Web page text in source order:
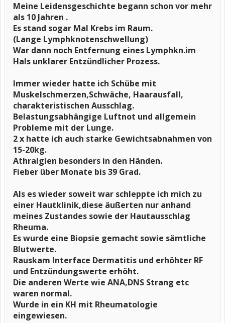
Meine Leidensgeschichte begann schon vor mehr
als 10 Jahren .
Es stand sogar Mal Krebs im Raum.
(Lange Lymphknotenschwellung)
War dann noch Entfernung eines Lymphkn.im
Hals unklarer Entzündlicher Prozess.
Immer wieder hatte ich Schübe mit
Muskelschmerzen,Schwäche, Haarausfall,
charakteristischen Ausschlag.
Belastungsabhängige Luftnot und allgemein
Probleme mit der Lunge.
2 x hatte ich auch starke Gewichtsabnahmen von
15-20kg.
Athralgien besonders in den Händen.
Fieber über Monate bis 39 Grad.
Als es wieder soweit war schleppte ich mich zu
einer Hautklinik,diese äußerten nur anhand
meines Zustandes sowie der Hautausschlag
Rheuma.
Es wurde eine Biopsie gemacht sowie sämtliche
Blutwerte.
Rauskam Interface Dermatitis und erhöhter RF
und Entzündungswerte erhöht.
Die anderen Werte wie ANA,DNS Strang etc
waren normal.
Wurde in ein KH mit Rheumatologie
eingewiesen.